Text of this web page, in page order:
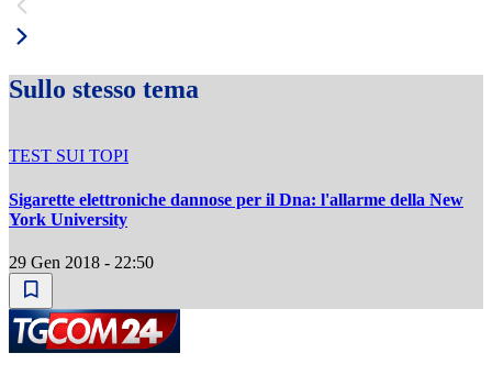
Sullo stesso tema
TEST SUI TOPI
Sigarette elettroniche dannose per il Dna: l'allarme della New
York University
29 Gen 2018 - 22:50